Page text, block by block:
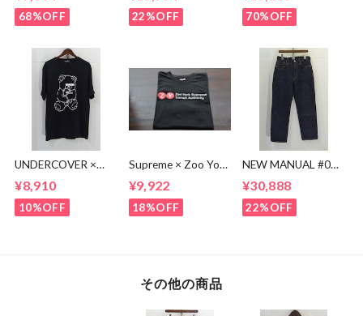
68%OFF 22%OFF 70%OFF
UNDERCOVER ×
KAWAMURA BEAR
TEE
¥8,910
10%OFF
Supreme × Zoo York
¥9,922
18%OFF
NEW MANUAL #017
JEANS / OW
¥30,888
22%OFF
その他の商品